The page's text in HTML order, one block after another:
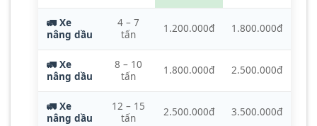
🚛 Xe
nâng dầu
4 – 7
tấn
1.200.000đ 1.800.000đ
🚛 Xe
nâng dầu
8 – 10
tấn
1.800.000đ 2.500.000đ
🚛 Xe
nâng dầu
12 – 15
tấn
2.500.000đ 3.500.000đ